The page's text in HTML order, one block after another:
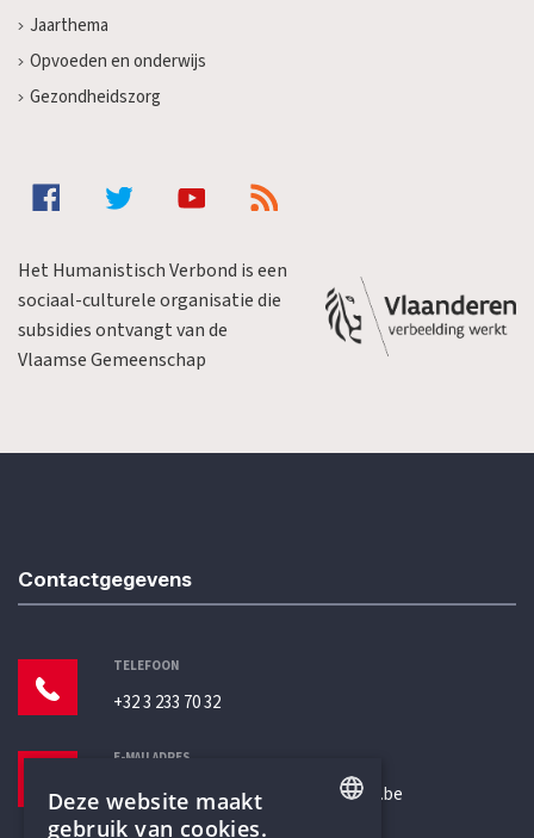
Jaarthema
Opvoeden en onderwijs
Gezondheidszorg
Het Humanistisch Verbond is een
sociaal-culturele organisatie die
subsidies ontvangt van de
Vlaamse Gemeenschap
Contactgegevens
TELEFOON
+32 3 233 70 32
E-MAILADRES
secretariaat@humanistischverbond.be
Deze website maakt
gebruik van cookies.